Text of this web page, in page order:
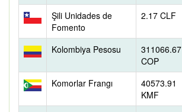
Şili Unidades de
Fomento
2.17 CLF
Kolombiya Pesosu
311066.67
COP
Komorlar Frangı
40573.91
KMF